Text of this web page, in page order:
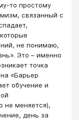
то простому
связанный с
не понимаю,
Это – именно
точка
«Барьер
обучение и
не меняется),
день за